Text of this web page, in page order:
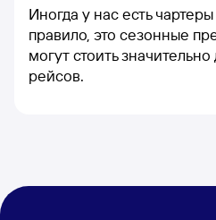
Иногда у нас есть
правило, это сезонные
могут стоить
рейсов.